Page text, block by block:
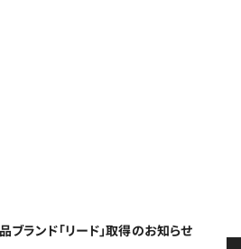
ランド「リード」取得のお知らせ